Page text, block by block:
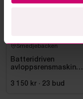
Smedjebacken
Batteridriven
avloppsrensmaskin
FSSM-121 | Oanvänd
3 150 kr · 23 bud